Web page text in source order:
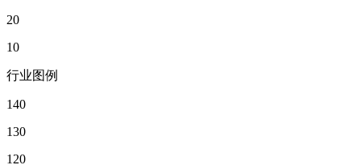
20
10
行业图例
140
130
120